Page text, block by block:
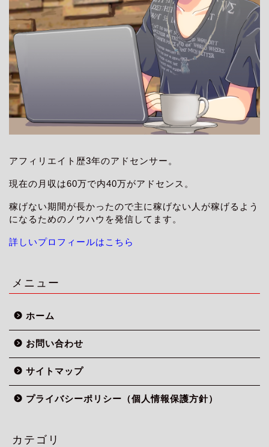
アフィリエイト歴3年のアドセンサー。
現在の月収は60万で内40万がアドセンス。
稼げない期間が長かったので主に稼げない人が稼げるよう
になるためのノウハウを発信してます。
詳しいプロフィールはこちら
メニュー
ホーム
お問い合わせ
サイトマップ
プライバシーポリシー（個人情報保護方針）
カテゴリ